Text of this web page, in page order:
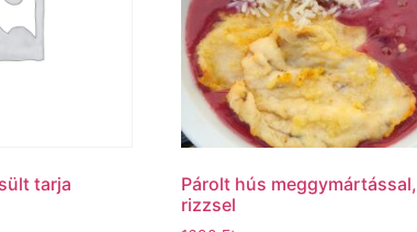
tarja
Párolt hús meggymártással,
rizzsel